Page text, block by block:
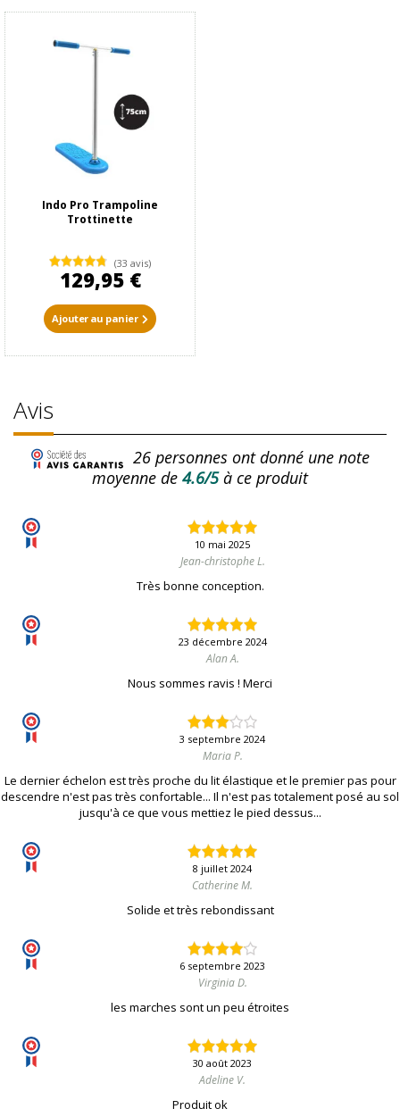
Indo Pro Trampoline
Trottinette
(33 avis)
129,95 €
Ajouter au panier
Avis
26personnes ont donné une note
moyenne de 4.6/5à ce produit
10 mai 2025
Jean-christophe L.
Très bonne conception.
23 décembre 2024
Alan A.
Nous sommes ravis ! Merci
3 septembre 2024
Maria P.
Le dernier échelon est très proche du lit élastique et le premier pas pour
descendre n'est pas très confortable... Il n'est pas totalement posé au sol
jusqu'à ce que vous mettiez le pied dessus...
8 juillet 2024
Catherine M.
Solide et très rebondissant
6 septembre 2023
Virginia D.
les marches sont un peu étroites
30 août 2023
Adeline V.
Produit ok